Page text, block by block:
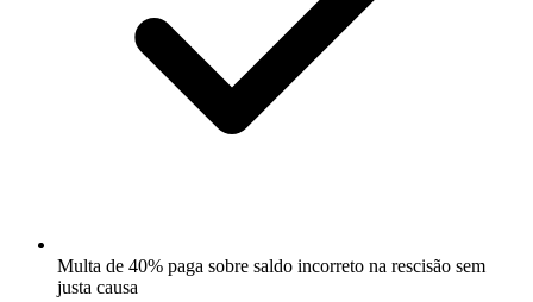
Multa de 40% paga sobre saldo incorreto na rescisão sem
justa causa